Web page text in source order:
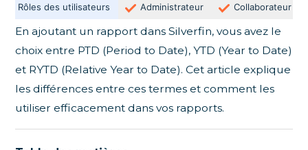
Rôles des utilisateurs Administrateur Collaborateur
En ajoutant un rapport dans Silverfin, vous avez le
choix entre PTD (Period to Date), YTD (Year to Date)
et RYTD (Relative Year to Date). Cet article explique
les différences entre ces termes et comment les
utiliser efficacement dans vos rapports.